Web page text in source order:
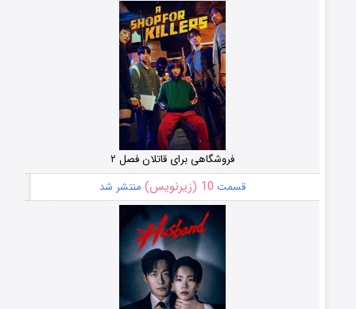
فروشگاهی برای قاتلان فصل ۲
قسمت 10 (زیرنویس) منتشر شد